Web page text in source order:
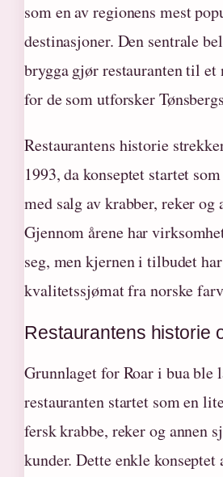
som en av regionens mest
destinasjoner. Den sentrale
brygga gjør restauranten til et
for de som utforsker
Restaurantens historie
1993, da konseptet startet
med salg av krabber, reker og
Gjennom årene har
seg, men kjernen i tilbudet
kvalitetssjømat fra norske
Restaurantens historie
Grunnlaget for Roar i bua ble
restauranten startet som en
fersk krabbe, reker og annen
kunder. Dette enkle